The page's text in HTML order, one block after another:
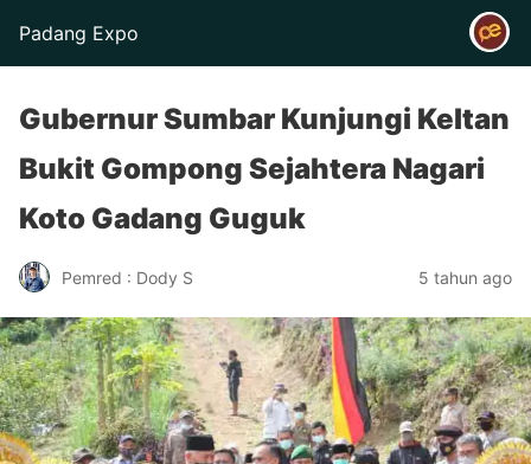
Padang Expo
Gubernur Sumbar Kunjungi Keltan
Bukit Gompong Sejahtera Nagari
Koto Gadang Guguk
Pemred : Dody S 5 tahun ago